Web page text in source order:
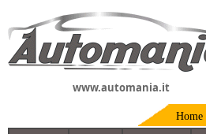
www.automania.it
Home